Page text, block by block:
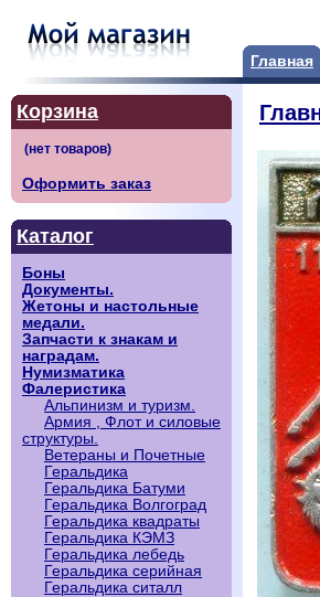
Главная
Корзина
Оформить заказ
Каталог
Боны
Документы.
Жетоны и настольные
медали.
Запчасти к знакам и
наградам.
Нумизматика
Фалеристика
Альпинизм и туризм.
Армия , Флот и силовые
структуры.
Ветераны и Почетные
Геральдика
Геральдика Батуми
Геральдика Волгоград
Геральдика квадраты
Геральдика КЭМЗ
Геральдика лебедь
Геральдика серийная
Геральдика ситалл